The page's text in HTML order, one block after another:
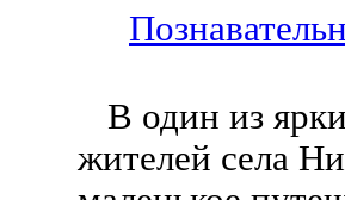
В один из
жителей села